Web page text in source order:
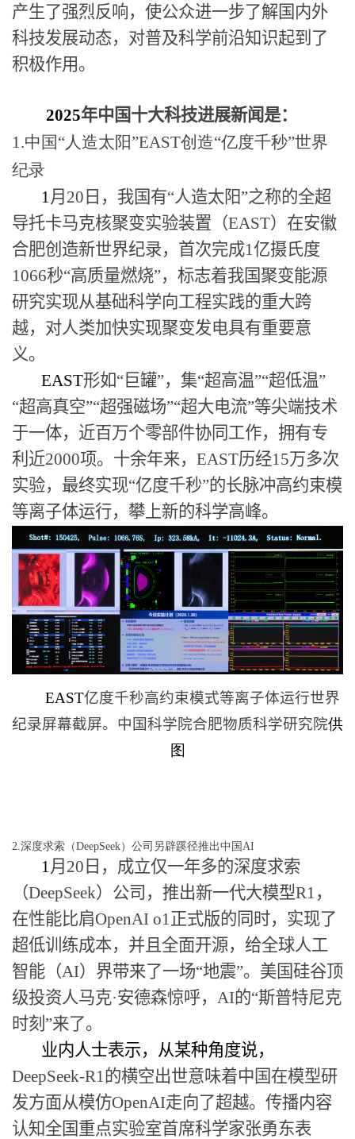
产生了强烈反响，使公众进一步了解国内外
科技发展动态，对普及科学前沿知识起到了
积极作用。
2025年中国十大科技进展新闻是：
1.中国“人造太阳”EAST创造“亿度千秒”世界
纪录
1 月 20 日，我国有“人造太阳”之称的全超
导托卡马克核聚变实验装置（EAST）在安徽
合肥创造新世界纪录，首次完成1亿摄氏度
1066秒“高质量燃烧”，标志着我国聚变能源
研究实现从基础科学向工程实践的重大跨
越，对人类加快实现聚变发电具有重要意
义。
EAST形如“巨罐”，集“超高温”“超低温”
“超高真空”“超强磁场”“超大电流”等尖端技术
于一体，近百万个零部件协同工作，拥有专
利近2000项。十余年来， EAST历经15万多次
实验，最终实现“亿度千秒”的长脉冲高约束模
等离子体运行，攀上新的科学高峰。
EAST亿度千秒高约束模式等离子体运行世界
纪录屏幕截屏。中国科学院合肥物质科学研究院供
图
2.深度求索（DeepSeek）公司另辟蹊径推出中国AI
1 月 20 日，成立仅一年多的深度求索
（DeepSeek）公司，推出新一代大模型R1 ，
在性能比肩OpenAI o1 正式版的同时，实现了
超低训练成本，并且全面开源，给全球人工
智能（AI）界带来了一场“地震”。美国硅谷顶
级投资人马克·安德森惊呼， AI的“斯普特尼克
时刻”来了。
业内人士表示，从某种角度说，
DeepSeek-R1 的横空出世意味着中国在模型研
发方面从模仿OpenAI走向了超越。传播内容
认知全国重点实验室首席科学家张勇东表